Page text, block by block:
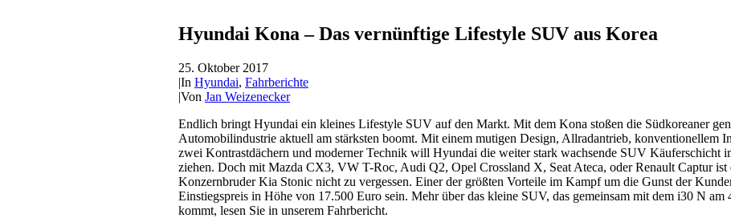
Hyundai Kona – Das vernünftige Lifestyle SUV aus Korea
25. Oktober 2017
|In Hyundai, Fahrberichte
|Von Jan Weizenecker
Endlich bringt Hyundai ein kleines Lifestyle SUV auf den Markt. Mit dem Kona stoßen die Südkoreaner
Automobilindustrie aktuell am stärksten boomt. Mit einem mutigen Design, Allradantrieb, konventionellem
zwei Kontrastdächern und moderner Technik will Hyundai die weiter stark wachsende SUV Käuferschicht
ziehen. Doch mit Mazda CX3, VW T-Roc, Audi Q2, Opel Crossland X, Seat Ateca, oder Renault Captur
Konzernbruder Kia Stonic nicht zu vergessen. Einer der größten Vorteile im Kampf um die Gunst der
Einstiegspreis in Höhe von 17.500 Euro sein. Mehr über das kleine SUV, das gemeinsam mit dem i30 N am
kommt, lesen Sie in unserem Fahrbericht.